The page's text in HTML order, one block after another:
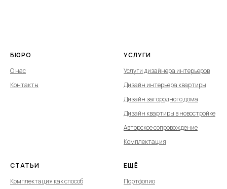
БЮРО
О нас
Контакты
УСЛУГИ
Услуги дизайнера интерьеров
Дизайн интерьера квартиры
Дизайн загородного дома
Дизайн квартиры в новостройке
Авторское сопровождение
Комплектация
СТАТЬИ
Комплектация как способ
ЕЩЁ
Портфолио